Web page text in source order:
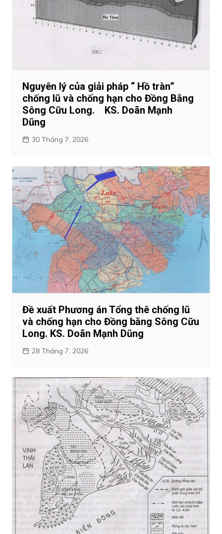
Nguyên lý của giải pháp “ Hồ tràn”
chống lũ và chống hạn cho Đồng Bằng
Sông Cữu Long. KS. Doãn Mạnh
Dũng
30 Tháng 7, 2026
Đề xuất Phương án Tổng thê chống lũ
và chống hạn cho Đồng bằng Sông Cữu
Long. KS. Doãn Mạnh Dũng
28 Tháng 7, 2026